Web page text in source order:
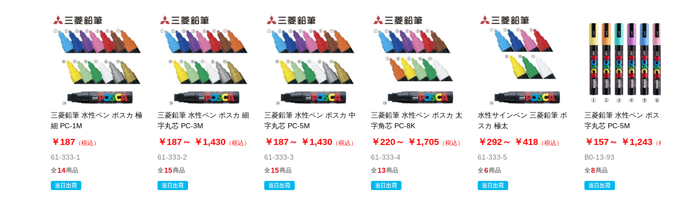
※日祝除く12時まで
61-333-1-5
税抜 ￥170￥187
在庫わずか
当日出荷
※日祝除く12時まで
カートに入れる
61-333-1-6
三菱鉛筆 水性ペン ポスカ 極
細 PC-1M
￥187 （税込）
61-333-1
全14商品
三菱鉛筆 水性ペン ポスカ 細
字丸芯 PC-3M
￥187～ ￥1,430 （税込）
61-333-2
全15商品
三菱鉛筆 水性ペン ポスカ 中
字丸芯 PC-5M
￥187～ ￥1,430 （税込）
61-333-3
全15商品
三菱鉛筆 水性ペン ポスカ 太
字角芯 PC-8K
￥220～ ￥1,705 （税込）
61-333-4
全13商品
水性サインペン 三菱鉛筆 ポ
スカ 極太
￥292～ ￥418 （税込）
61-333-5
全6商品
三菱鉛筆 水性ペン ポスカ 中
字丸芯 PC-5M
￥157～ ￥1,243 （税込）
B0-13-93
全8商品